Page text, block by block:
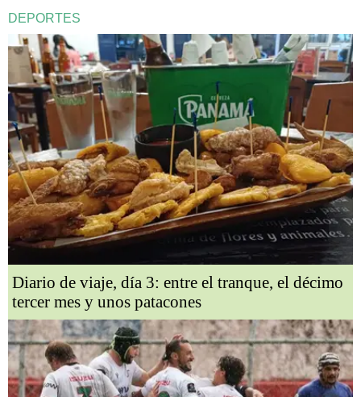
DEPORTES
Diario de viaje, día 3: entre el tranque, el décimo
tercer mes y unos patacones